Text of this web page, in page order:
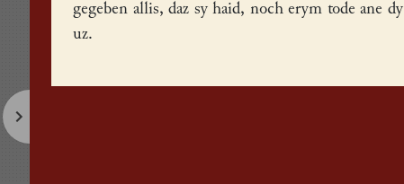
gegeben allis, daz sy haid, noch erym tode ane dy
uz.